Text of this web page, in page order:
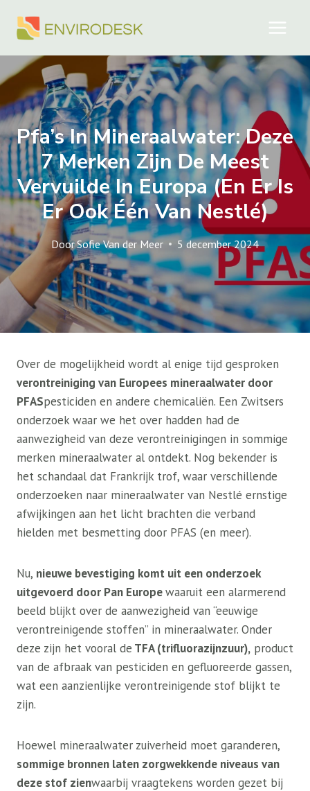
naar
Pfa’s In Mineraalwater: Deze
7 Merken Zijn De Meest
Vervuilde In Europa (en Er Is
Er Ook Één Van Nestlé)
DoorSofie Van der Meer 5 december 2024
Over de mogelijkheid wordt al enige tijd gesproken
verontreiniging van Europees mineraalwater door
PFASpesticiden en andere chemicaliën. Een Zwitsers
onderzoek waar we het over hadden had de
aanwezigheid van deze verontreinigingen in sommige
merken mineraalwater al ontdekt. Nog bekender is
het schandaal dat Frankrijk trof, waar verschillende
onderzoeken naar mineraalwater van Nestlé ernstige
afwijkingen aan het licht brachten die verband
hielden met besmetting door PFAS (en meer).
Nu, nieuwe bevestiging komt uit een onderzoek
uitgevoerd door Pan Europewaaruit een alarmerend
beeld blijkt over de aanwezigheid van “eeuwige
verontreinigende stoffen” in mineraalwater. Onder
deze zijn het vooral de TFA (trifluorazijnzuur), product
van de afbraak van pesticiden en gefluoreerde gassen,
wat een aanzienlijke verontreinigende stof blijkt te
zijn.
Hoewel mineraalwater zuiverheid moet garanderen,
sommige bronnen laten zorgwekkende niveaus van
deze stof zienwaarbij vraagtekens worden gezet bij